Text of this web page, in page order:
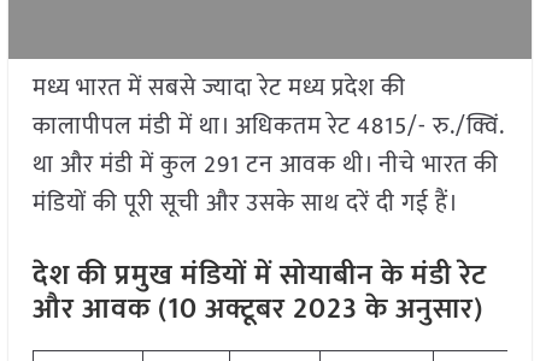
मध्य भारत में सबसे ज्यादा रेट मध्य प्रदेश की
कालापीपल मंडी में था। अधिकतम रेट 4815/- रु./क्विं.
था और मंडी में कुल 291 टन आवक थी। नीचे भारत की
मंडियों की पूरी सूची और उसके साथ दरें दी गई हैं।
देश की प्रमुख मंडियों में सोयाबीन के मंडी रेट
और आवक (10 अक्टूबर 2023 के अनुसार)